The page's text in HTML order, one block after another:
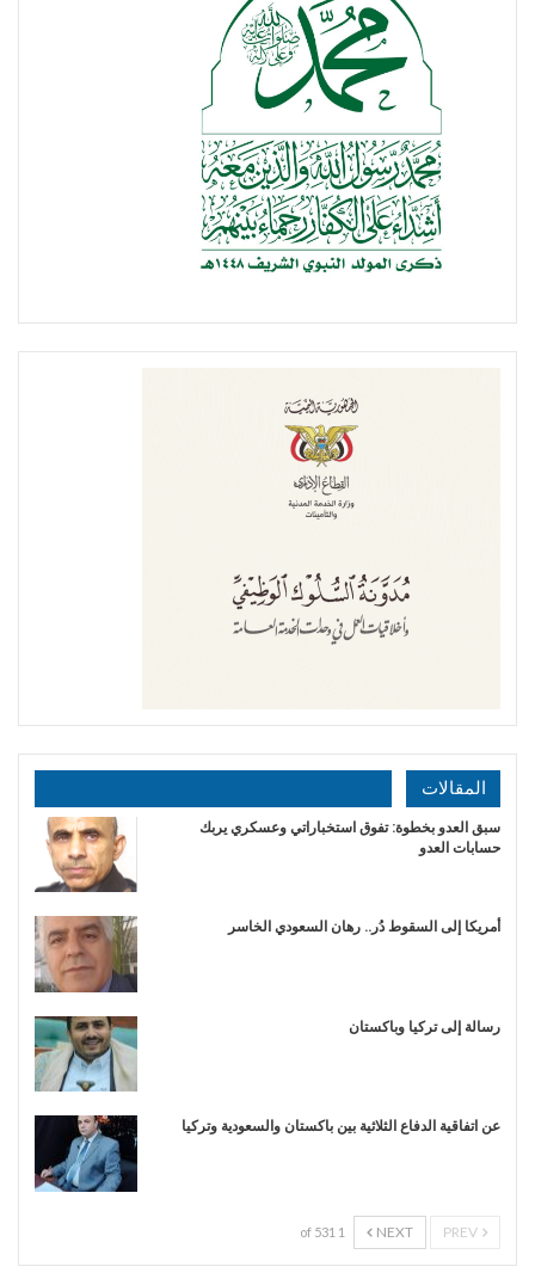
المقالات
سبق العدو بخطوة: تفوق استخباراتي وعسكري يربك
حسابات العدو
أمريكا إلى السقوط دُر.. رهان السعودي الخاسر
رسالة إلى تركيا وباكستان
عن اتفاقية الدفاع الثلاثية بين باكستان والسعودية وتركيا
NEXT
1 of 531